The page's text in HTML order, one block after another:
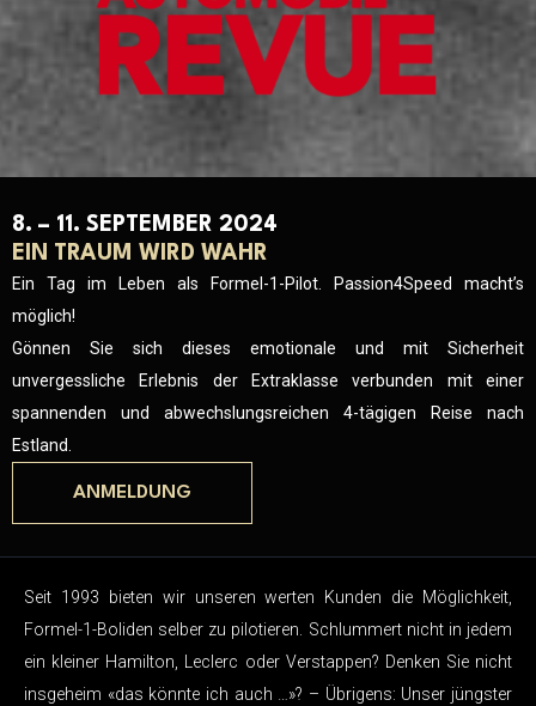
8. – 11. SEPTEMBER 2024
EIN TRAUM WIRD WAHR
Ein Tag im Leben als Formel-1-Pilot. Passion4Speed macht’s
möglich!
Gönnen Sie sich dieses emotionale und mit Sicherheit
unvergessliche Erlebnis der Extraklasse verbunden mit einer
spannenden und abwechslungsreichen 4-tägigen Reise nach
Estland.
ANMELDUNG
Seit 1993 bieten wir unseren werten Kunden die Möglichkeit,
Formel-1-Boliden selber zu pilotieren. Schlummert nicht in jedem
ein kleiner Hamilton, Leclerc oder Verstappen? Denken Sie nicht
insgeheim «das könnte ich auch …»? – Übrigens: Unser jüngster